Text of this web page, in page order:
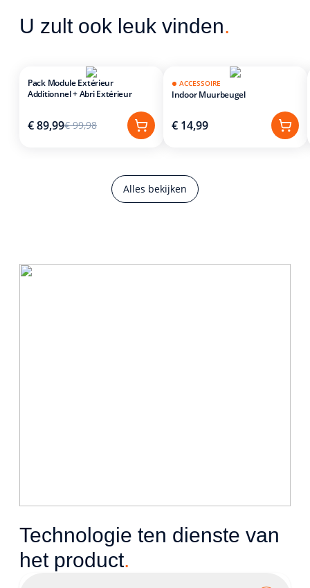
U zult ook leuk vinden.
Alles bekijken
Pack Module Extérieur
Additionnel + Abri Extérieur
€ 89,99€ 99,98
ACCESSOIRE
Indoor Muurbeugel
€ 14,99
Technologie ten dienste van
het product.